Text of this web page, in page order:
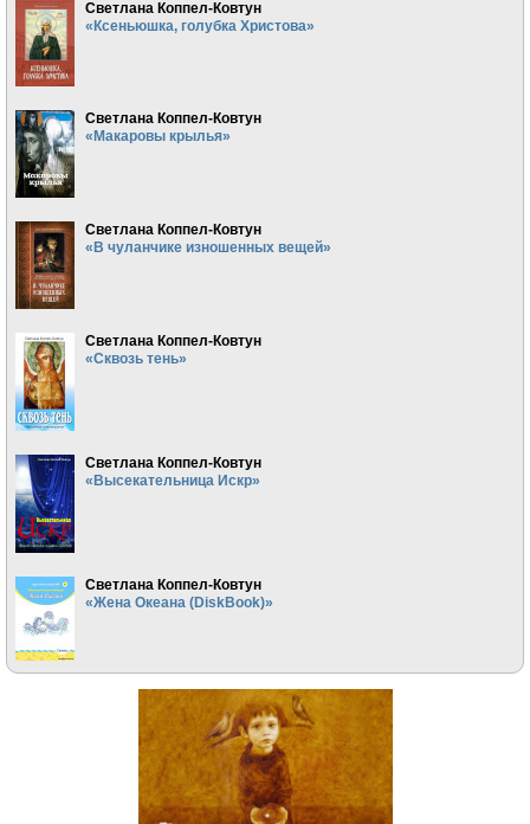
Светлана Коппел-Ковтун
«Ксеньюшка, голубка Христова»
Светлана Коппел-Ковтун
«Макаровы крылья»
Светлана Коппел-Ковтун
«В чуланчике изношенных вещей»
Светлана Коппел-Ковтун
«Сквозь тень»
Светлана Коппел-Ковтун
«Высекательница Искр»
Светлана Коппел-Ковтун
«Жена Океана (DiskBook)»